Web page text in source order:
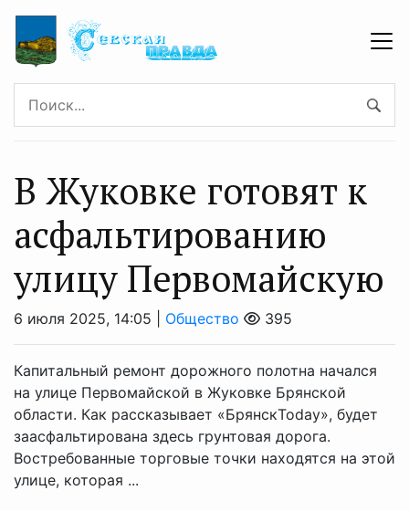
В Жуковке готовят к
асфальтированию
улицу Первомайскую
6 июля 2025, 14:05 | Общество 395
Капитальный ремонт дорожного полотна начался
на улице Первомайской в Жуковке Брянской
области. Как рассказывает «БрянскToday», будет
заасфальтирована здесь грунтовая дорога.
Востребованные торговые точки находятся на этой
улице, которая ...